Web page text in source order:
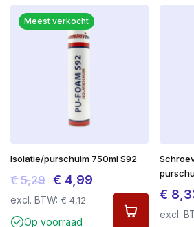
Meest verkocht
Isolatie/purschuim 750ml S92
€5,29 Oorspronkelijke
prijs
was:
€ 4,99
prijs
excl. BTW: € 4,12
Op voorraad
€
excl.